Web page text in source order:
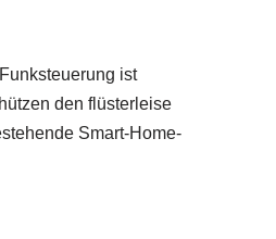
ist
den flüsterleise
Smart-Home-